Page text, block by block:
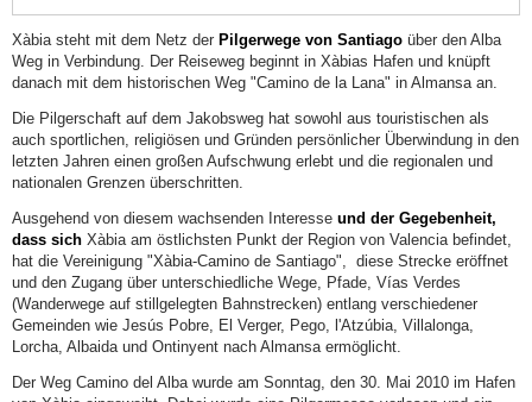
Mit
Kindern
Der
Einkaufsbummel
Freizeit
und
Unterhaltung
Gesundheit
&
Wellness
Besuchen
Sie
Xàbia steht mit dem Netz der Pilgerwege von Santiago über den Alba
Weg in Verbindung. Der Reiseweg beginnt in Xàbias Hafen und knüpft
danach mit dem historischen Weg "Camino de la Lana" in Almansa an.
Die Pilgerschaft auf dem Jakobsweg hat sowohl aus touristischen als
auch sportlichen, religiösen und Gründen persönlicher Überwindung in den
letzten Jahren einen großen Aufschwung erlebt und die regionalen und
nationalen Grenzen überschritten.
Ausgehend von diesem wachsenden Interesse und der Gegebenheit,
dass sich Xàbia am östlichsten Punkt der Region von Valencia befindet,
hat die Vereinigung "Xàbia-Camino de Santiago",
diese Strecke eröffnet
und den Zugang über unterschiedliche Wege, Pfade, Vías Verdes
(Wanderwege auf stillgelegten Bahnstrecken) entlang verschiedener
Gemeinden wie Jesús Pobre, El Verger, Pego, l'Atzúbia, Villalonga,
Lorcha, Albaida und Ontinyent nach Almansa ermöglicht.
Der Weg Camino del Alba wurde am Sonntag, den 30.
Mai 2010 im Hafen